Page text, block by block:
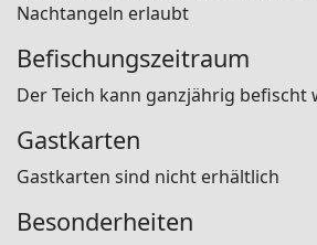
Nachtangeln erlaubt
Befischungszeitraum
Der Teich kann ganzjährig befischt
Gastkarten
Gastkarten sind nicht erhältlich
Besonderheiten